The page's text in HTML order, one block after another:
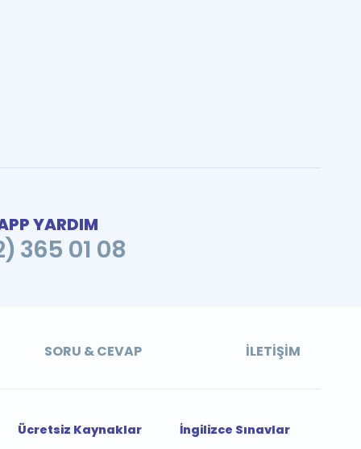
YARDIM
365 01 08
SORU & CEVAP İLETIŞIM
Ücretsiz Kaynaklar
İngilizce Sınavlar